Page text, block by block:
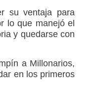
su ventaja para
lo que manejó el
y quedarse con
a Millonarios,
en los primeros